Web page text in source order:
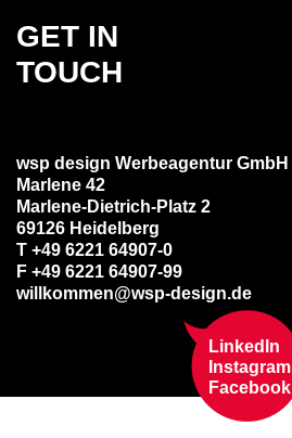
GET IN
TOUCH
wsp design Werbeagentur GmbH
Marlene 42
Marlene-Dietrich-Platz 2
69126 Heidelberg
T +49 6221 64907-0
F +49 6221 64907-99
willkommen@wsp-design.de
LinkedIn
Instagram
Facebook